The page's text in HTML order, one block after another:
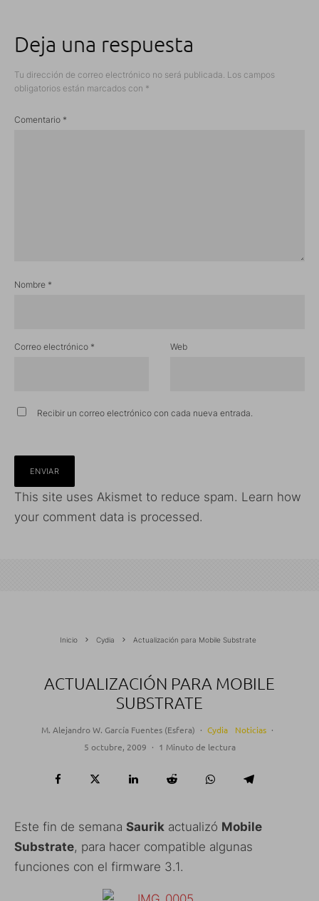
Deja una respuesta
Tu dirección de correo electrónico no será publicada. Los campos
obligatorios están marcados con *
Comentario *
Nombre *
Correo electrónico * Web
Recibir un correo electrónico con cada nueva entrada.
This site uses Akismet to reduce spam. Learn how
your comment data is processed.
Inicio Cydia Actualización para Mobile Substrate
ACTUALIZACIÓN PARA MOBILE
SUBSTRATE
M. Alejandro W. García Fuentes (Esfera) · Cydia Noticias ·
5 octubre, 2009 · 1 Minuto de lectura
Este fin de semana Saurik actualizó Mobile
Substrate, para hacer compatible algunas
funciones con el firmware 3.1.